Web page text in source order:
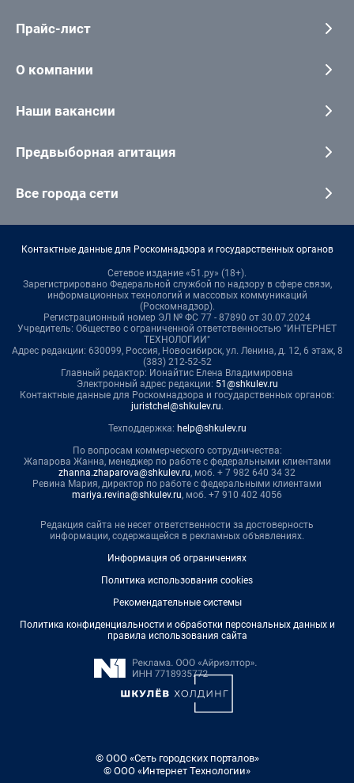
Прайс-лист
О компании
Наши вакансии
Предвыборная агитация
Все города сети
Контактные данные для Роскомнадзора и государственных органов
Сетевое издание «51.ру» (18+).
Зарегистрировано Федеральной службой по надзору в сфере связи,
информационных технологий и массовых коммуникаций
(Роскомнадзор).
Регистрационный номер ЭЛ № ФС 77 - 87890 от 30.07.2024
Учредитель: Общество с ограниченной ответственностью "ИНТЕРНЕТ
ТЕХНОЛОГИИ"
Адрес редакции: 630099, Россия, Новосибирск, ул. Ленина, д. 12, 6 этаж, 8
(383) 212-52-52
Главный редактор: Ионайтис Елена Владимировна
Электронный адрес редакции: 51@shkulev.ru
Контактные данные для Роскомнадзора и государственных органов:
juristchel@shkulev.ru.
Техподдержка: help@shkulev.ru
По вопросам коммерческого сотрудничества:
Жапарова Жанна, менеджер по работе с федеральными клиентами
zhanna.zhaparova@shkulev.ru, моб. + 7 982 640 34 32
Ревина Мария, директор по работе с федеральными клиентами
mariya.revina@shkulev.ru, моб. +7 910 402 4056
Редакция сайта не несет ответственности за достоверность
информации, содержащейся в рекламных объявлениях.
Информация об ограничениях
Политика использования cookies
Рекомендательные системы
Политика конфиденциальности и обработки персональных данных и
правила использования сайта
© ООО «Сеть городских порталов»
© ООО «Интернет Технологии»